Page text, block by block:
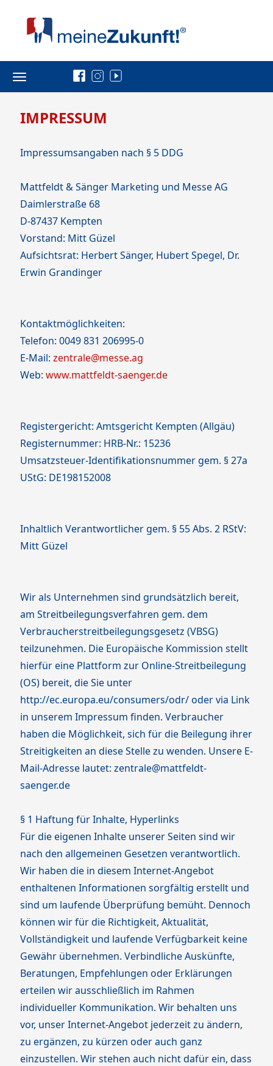
Toggle
navigation
IMPRESSUM
Impressumsangaben nach § 5 DDG
Mattfeldt & Sänger Marketing und Messe AG
Daimlerstraße 68
D-87437 Kempten
Vorstand: Mitt Güzel
Aufsichtsrat: Herbert Sänger, Hubert Spegel, Dr.
Erwin Grandinger
Kontaktmöglichkeiten:
Telefon: 0049 831 206995-0
E-Mail: zentrale@messe.ag
Web: www.mattfeldt-saenger.de
Registergericht: Amtsgericht Kempten (Allgäu)
Registernummer: HRB-Nr.: 15236
Umsatzsteuer-Identifikationsnummer gem. § 27a
UStG: DE198152008
Inhaltlich Verantwortlicher gem. § 55 Abs. 2 RStV:
Mitt Güzel
Wir als Unternehmen sind grundsätzlich bereit,
am Streitbeilegungsverfahren gem. dem
Verbraucherstreitbeilegungsgesetz (VBSG)
teilzunehmen. Die Europäische Kommission stellt
hierfür eine Plattform zur Online-Streitbeilegung
(OS) bereit, die Sie unter
http://ec.europa.eu/consumers/odr/ oder via Link
in unserem Impressum finden. Verbraucher
haben die Möglichkeit, sich für die Beilegung ihrer
Streitigkeiten an diese Stelle zu wenden. Unsere E-
Mail-Adresse lautet: zentrale@mattfeldt-
saenger.de
§ 1 Haftung für Inhalte, Hyperlinks
Für die eigenen Inhalte unserer Seiten sind wir
nach den allgemeinen Gesetzen verantwortlich.
Wir haben die in diesem Internet-Angebot
enthaltenen Informationen sorgfältig erstellt und
sind um laufende Überprüfung bemüht. Dennoch
können wir für die Richtigkeit, Aktualität,
Vollständigkeit und laufende Verfügbarkeit keine
Gewähr übernehmen. Verbindliche Auskünfte,
Beratungen, Empfehlungen oder Erklärungen
erteilen wir ausschließlich im Rahmen
individueller Kommunikation. Wir behalten uns
vor, unser Internet-Angebot jederzeit zu ändern,
zu ergänzen, zu kürzen oder auch ganz
einzustellen. Wir stehen auch nicht dafür ein, dass